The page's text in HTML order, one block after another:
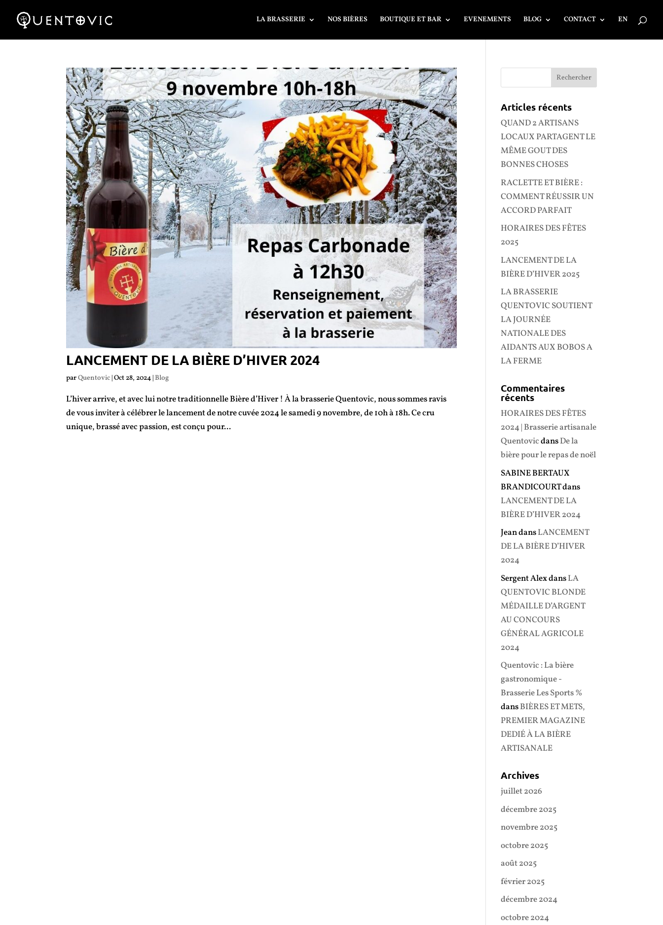
LA BRASSERIE NOS BIÈRES BOUTIQUE ET BAR EVENEMENTS BLOG CONTACT EN
LANCEMENT DE LA BIÈRE D’HIVER 2024
parQuentovic |Oct 28, 2024 |Blog
L’hiver arrive, et avec lui notre traditionnelle Bière d’Hiver ! À la brasserie Quentovic, nous sommes ravis
de vous inviter à célébrer le lancement de notre cuvée 2024 le samedi 9 novembre, de 10h à 18h. Ce cru
unique, brassé avec passion, est conçu pour...
Articles récents
QUAND 2 ARTISANS
LOCAUX PARTAGENT LE
MÊME GOUT DES
BONNES CHOSES
RACLETTE ET BIÈRE :
COMMENT RÉUSSIR UN
ACCORD PARFAIT
HORAIRES DES FÊTES
2025
LANCEMENT DE LA
BIÈRE D’HIVER 2025
LA BRASSERIE
QUENTOVIC SOUTIENT
LA JOURNÉE
NATIONALE DES
AIDANTS AUX BOBOS A
LA FERME
Commentaires
récents
HORAIRES DES FÊTES
2024 | Brasserie artisanale
QuentovicdansDe la
bière pour le repas de noël
SABINE BERTAUX
BRANDICOURTdans
LANCEMENT DE LA
BIÈRE D’HIVER 2024
JeandansLANCEMENT
DE LA BIÈRE D’HIVER
2024
Sergent AlexdansLA
QUENTOVIC BLONDE
MÉDAILLE D’ARGENT
AU CONCOURS
GÉNÉRAL AGRICOLE
2024
Quentovic : La bière
gastronomique -
Brasserie Les Sports %
dansBIÈRES ET METS,
PREMIER MAGAZINE
DEDIÉ À LA BIÈRE
ARTISANALE
Archives
juillet 2026
décembre 2025
novembre 2025
octobre 2025
août 2025
février 2025
décembre 2024
octobre 2024